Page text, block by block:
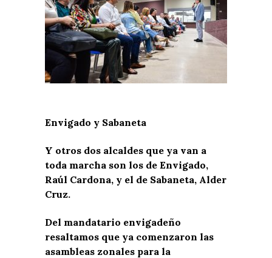
Envigado y Sabaneta
Y otros dos alcaldes que ya van a
toda marcha son los de Envigado,
Raúl Cardona, y el de Sabaneta, Alder
Cruz.
Del mandatario envigadeño
resaltamos que ya comenzaron las
asambleas zonales para la